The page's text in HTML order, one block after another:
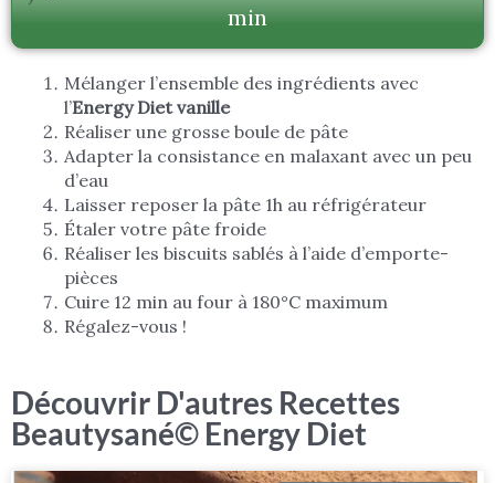
min
Mélanger l’ensemble des ingrédients avec
l’Energy Diet vanille
Réaliser une grosse boule de pâte
Adapter la consistance en malaxant avec un peu
d’eau
Laisser reposer la pâte 1h au réfrigérateur
Étaler votre pâte froide
Réaliser les biscuits sablés à l’aide d’emporte-
pièces
Cuire 12 min au four à 180°C maximum
Régalez-vous !
Découvrir D'autres Recettes
Beautysané© Energy Diet